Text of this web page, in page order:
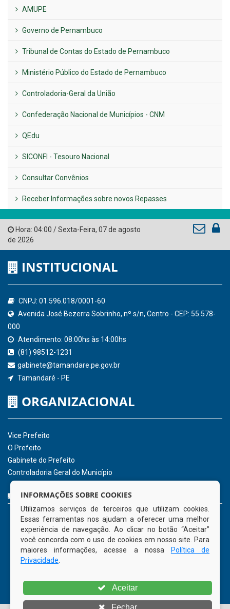
UTILIDADE PÚBLICA
Previous
LINKS ÚTEIS
AMUPE
Governo de Pernambuco
Tribunal de Contas do Estado de Pernambuco
Ministério Público do Estado de Pernambuco
Controladoria-Geral da União
Confederação Nacional de Municípios - CNM
QEdu
Consultar Convênios
Receber Informações sobre novos Repasses
Hora:04:00/ Sexta-Feira,07 de agosto
de 2026
INSTITUCIONAL
CNPJ: 01.596.018/0001-60
000
Atendimento: 08:00hs às 14:00hs
(81) 98512-1231
gabinete@tamandare.pe.gov.br
Tamandaré - PE
Vice Prefeito
INFORMAÇÕES SOBRE COOKIES
Utilizamos serviços de terceiros que utilizam cookies.
Essas ferramentas nos ajudam a oferecer uma melhor
experiência de navegação. Ao clicar no botão “Aceitar”
você concorda com o uso de cookies em nosso site. Para
maiores informações, acesse a nossa
Política de
Privacidade
Aceitar
Fechar